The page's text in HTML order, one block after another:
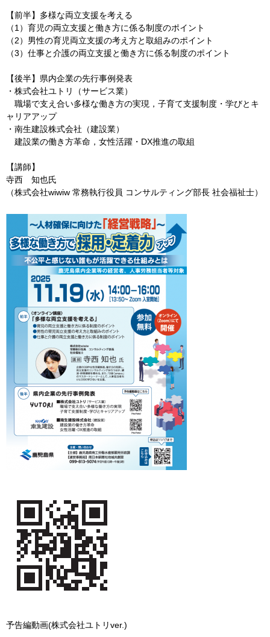
【前半】多様な両立支援を考える
（1）育児の両立支援と働き方に係る制度のポイント
（2）男性の育児両立支援の考え方と取組みのポイント
（3）仕事と介護の両立支援と働き方に係る制度のポイント
【後半】県内企業の先行事例発表
・株式会社ユトリ（サービス業）
職場で支え合い多様な働き方の実現，子育て支援制度・学びとキ
ャリアアップ
・南生建設株式会社（建設業）
建設業の働き方革命，女性活躍・DX推進の取組
【講師】
寺西 知也氏
（株式会社wiwiw 常務執行役員 コンサルティング部長 社会福祉士）
予告編動画(株式会社ユトリver.)